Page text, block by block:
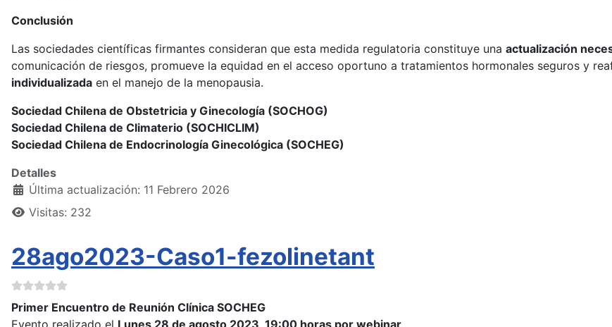
Conclusión
Las sociedades científicas firmantes consideran que esta medida regulatoria constituye una actualización
comunicación de riesgos, promueve la equidad en el acceso oportuno a tratamientos hormonales seguros y
individualizada en el manejo de la menopausia.
Sociedad Chilena de Obstetricia y Ginecología (SOCHOG)
Sociedad Chilena de Climaterio (SOCHICLIM)
Sociedad Chilena de Endocrinología Ginecológica (SOCHEG)
Detalles
Última actualización: 11 Febrero 2026
Visitas: 232
28ago2023-Caso1-fezolinetant
Primer Encuentro de Reunión Clínica SOCHEG
Evento realizado el Lunes 28 de agosto 2023, 19:00 horas por webinar